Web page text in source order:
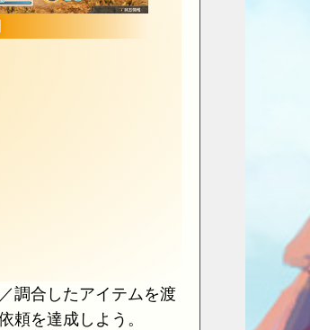
調合したアイテムを渡
頼を達成しよう。